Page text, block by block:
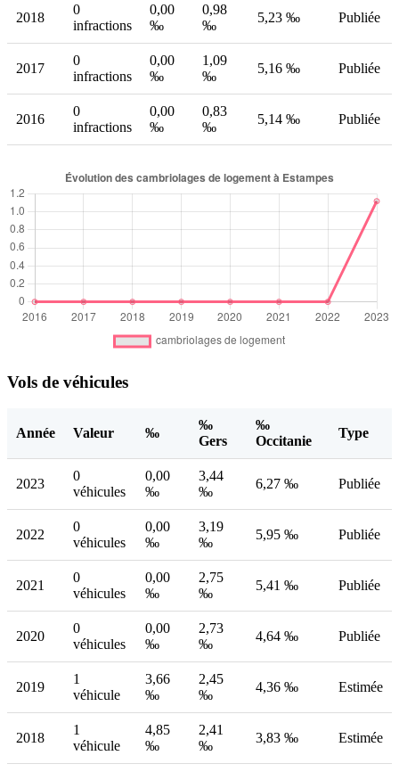
2018
0
infractions
0,00
‰
0,98
‰
5,23 ‰ Publiée
2017
0
infractions
0,00
‰
1,09
‰
5,16 ‰ Publiée
2016
0
infractions
0,00
‰
0,83
‰
5,14 ‰ Publiée
Vols de véhicules
Année Valeur ‰
‰
Gers
‰
Occitanie
Type
2023
0
véhicules
0,00
‰
3,44
‰
6,27 ‰ Publiée
2022
0
véhicules
0,00
‰
3,19
‰
5,95 ‰ Publiée
2021
0
véhicules
0,00
‰
2,75
‰
5,41 ‰ Publiée
2020
0
véhicules
0,00
‰
2,73
‰
4,64 ‰ Publiée
2019
1
véhicule
3,66
‰
2,45
‰
4,36 ‰ Estimée
2018
1
véhicule
4,85
‰
2,41
‰
3,83 ‰ Estimée